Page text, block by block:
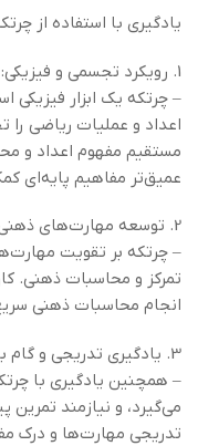
یادگیری با استفاده از
1. رویکرد تجسمی و فیزیکی:
– چرتکه یک ابزار فیزیکی
اعداد و عملیات ریاضی
مستقیم مفهوم اعداد و
عمیق‌تر مفاهیم پایه‌ای
2. توسعه مهارت‌های ذهنی:
– چرتکه بر تقویت
تمرکز و محاسبات ذهنی.
انجام محاسبات ذهنی
3. یادگیری تدریجی و گام به گام:
– همچنین یادگیری با
می‌گیرد، و نیازمند
تدریجی مهارت‌ها و درک